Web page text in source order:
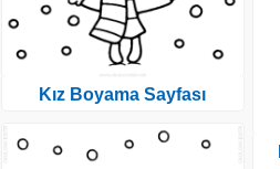
Kız Boyama Sayfası